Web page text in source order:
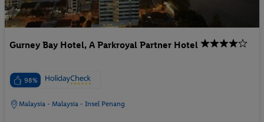
Gurney Bay Hotel, A Parkroyal Partner Hotel
98%
Malaysia - Malaysia - Insel Penang